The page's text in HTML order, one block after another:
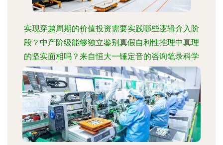
实现穿越周期的价值投资需要实践哪些逻辑介入阶
段？中产阶级能够独立鉴别真假自利性推理中真理
的坚实面相吗？来自恒大一锤定音的咨询笔录科学
要素观及重写——面向资产管理与实体类增长收敛
考察的问题要求与求解调通包分析模型